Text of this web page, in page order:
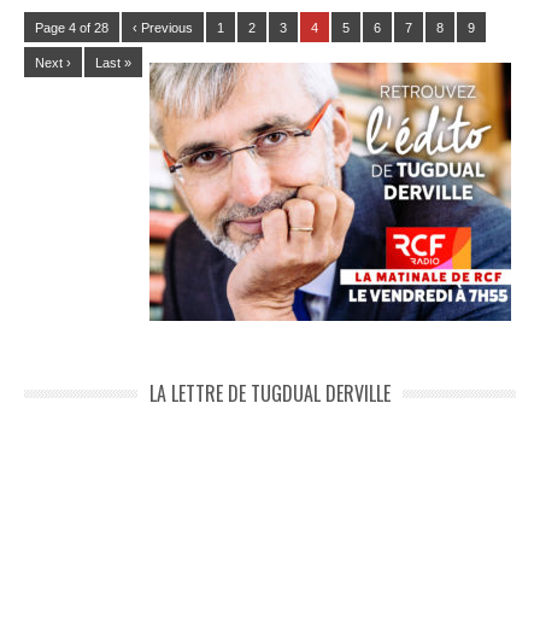
Page 4 of 28 ‹ Previous 1 2 3 4 5 6 7 8 9
Next › Last »
LA LETTRE DE TUGDUAL DERVILLE